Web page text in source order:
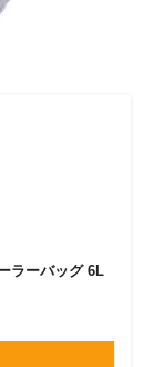
ラーバッグ 6L